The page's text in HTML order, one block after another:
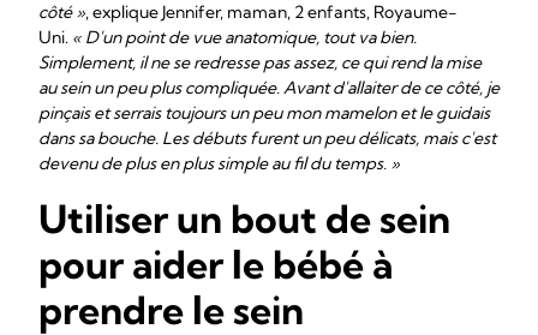
côté », explique Jennifer, maman, 2 enfants, Royaume-
Uni. « D'un point de vue anatomique, tout va bien.
Simplement, il ne se redresse pas assez, ce qui rend la mise
au sein un peu plus compliquée. Avant d'allaiter de ce côté, je
pinçais et serrais toujours un peu mon mamelon et le guidais
dans sa bouche. Les débuts furent un peu délicats, mais c'est
devenu de plus en plus simple au fil du temps. »
Utiliser un bout de sein
pour aider le bébé à
prendre le sein